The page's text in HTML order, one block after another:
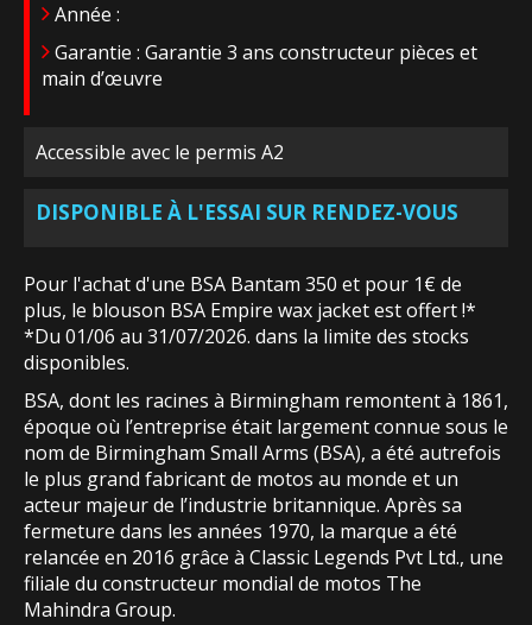
Année :
Garantie : Garantie 3 ans constructeur pièces et
main d’œuvre
Accessible avec le permis A2
DISPONIBLE À L'ESSAI SUR RENDEZ-VOUS
Pour l'achat d'une BSA Bantam 350 et pour 1€ de
plus, le blouson BSA Empire wax jacket est offert !*
*Du 01/06 au 31/07/2026. dans la limite des stocks
disponibles.
BSA, dont les racines à Birmingham remontent à 1861,
époque où l’entreprise était largement connue sous le
nom de Birmingham Small Arms (BSA), a été autrefois
le plus grand fabricant de motos au monde et un
acteur majeur de l’industrie britannique. Après sa
fermeture dans les années 1970, la marque a été
relancée en 2016 grâce à Classic Legends Pvt Ltd., une
filiale du constructeur mondial de motos The
Mahindra Group.